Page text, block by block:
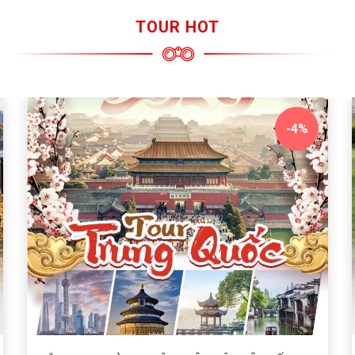
TOUR HOT
-11%